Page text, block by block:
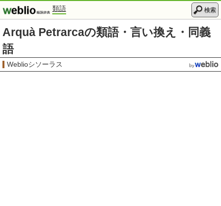
類語 検索
Arquà Petrarcaの類語・言い換え・同義
語
Weblioシソーラス